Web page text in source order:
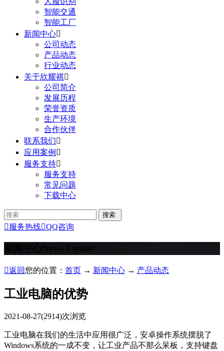
智能交通
智能工厂
新闻中心
公司动态
产品动态
行业动态
关于欣耀祺
公司简介
发展历程
荣誉资质
生产环境
合作伙伴
联系我们
应用案例 
服务支持
服务支持
常见问题
下载中心
 服务热线QQ咨询
News Center
返回您的位置： 首页 → 新闻中心 → 产品动态
工业电脑的优势
2021-08-27(2914)次浏览
工业电脑在我们的生活中应用很广泛，安卓操作系统摆脱了
Windows系统的一成不变，让工业产品不那么呆板，支持键盘